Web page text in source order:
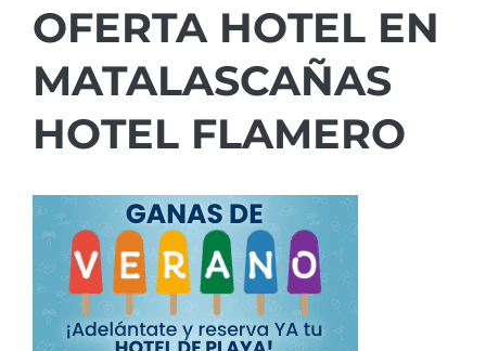
OFERTA HOTEL EN
MATALASCAÑAS
HOTEL FLAMERO